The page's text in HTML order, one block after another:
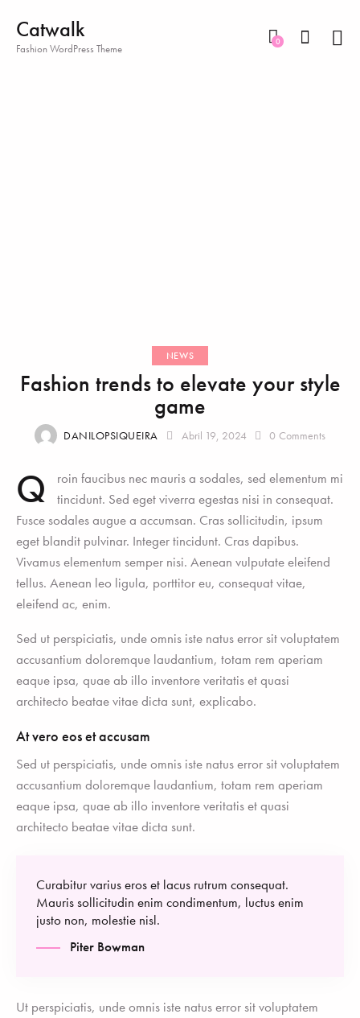
Catwalk
Fashion WordPress Theme
0
NEWS
Fashion trends to elevate your style
game
DANILOPSIQUEIRA Abril 19, 2024 0 Comments
Q
roin faucibus nec mauris a sodales, sed elementum mi
tincidunt. Sed eget viverra egestas nisi in consequat.
Fusce sodales augue a accumsan. Cras sollicitudin, ipsum
eget blandit pulvinar. Integer tincidunt. Cras dapibus.
Vivamus elementum semper nisi. Aenean vulputate eleifend
tellus. Aenean leo ligula, porttitor eu, consequat vitae,
eleifend ac, enim.
Sed ut perspiciatis, unde omnis iste natus error sit voluptatem
accusantium doloremque laudantium, totam rem aperiam
eaque ipsa, quae ab illo inventore veritatis et quasi
architecto beatae vitae dicta sunt, explicabo.
At vero eos et accusam
Sed ut perspiciatis, unde omnis iste natus error sit voluptatem
accusantium doloremque laudantium, totam rem aperiam
eaque ipsa, quae ab illo inventore veritatis et quasi
architecto beatae vitae dicta sunt.
Curabitur varius eros et lacus rutrum consequat.
Mauris sollicitudin enim condimentum, luctus enim
justo non, molestie nisl.
Piter Bowman
Ut perspiciatis, unde omnis iste natus error sit voluptatem